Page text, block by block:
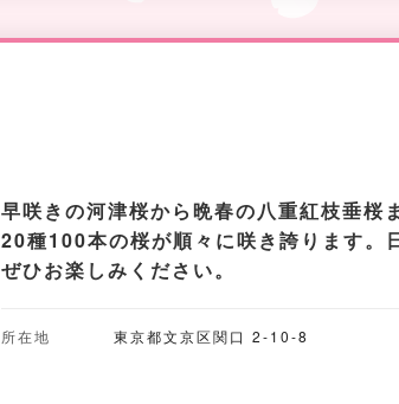
早咲きの河津桜から晩春の八重紅枝垂桜
20種100本の桜が順々に咲き誇ります。
ぜひお楽しみください。
所在地 東京都文京区関口 2-10-8